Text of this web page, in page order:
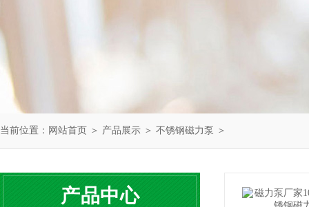
当前位置： 网站首页 ＞ 产品展示 ＞ 不锈钢磁力泵 ＞
产品中心